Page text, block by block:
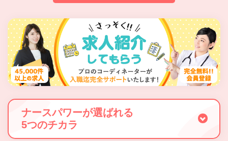
ナースパワーが選ばれる
5つのチカラ